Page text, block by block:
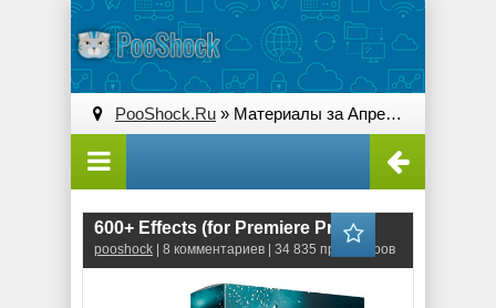
PooShock.Ru » Материалы за Апрель 2020 года » Страница 3
600+ Effects (for Premiere Pro)
pooshock | 8 комментариев | 34 835 просмотров